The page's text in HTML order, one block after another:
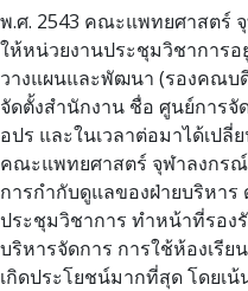
พ.ศ. 2543 คณะแพทยศาสตร์
ให้หน่วยงานประชุมวิชาการ
วางแผนและพัฒนา (รองคณบ
จัดตั้งสำนักงาน ชื่อ ศูนย์การจั
อปร และในเวลาต่อมาได้เป
คณะแพทยศาสตร์ จุฬาลงกร
การกำกับดูแลของฝ่ายบริหา
ประชุมวิชาการ ทำหน้าที่รอง
บริหารจัดการ การใช้ห้องเรี
เกิดประโยชน์มากที่สุด โดยเน้